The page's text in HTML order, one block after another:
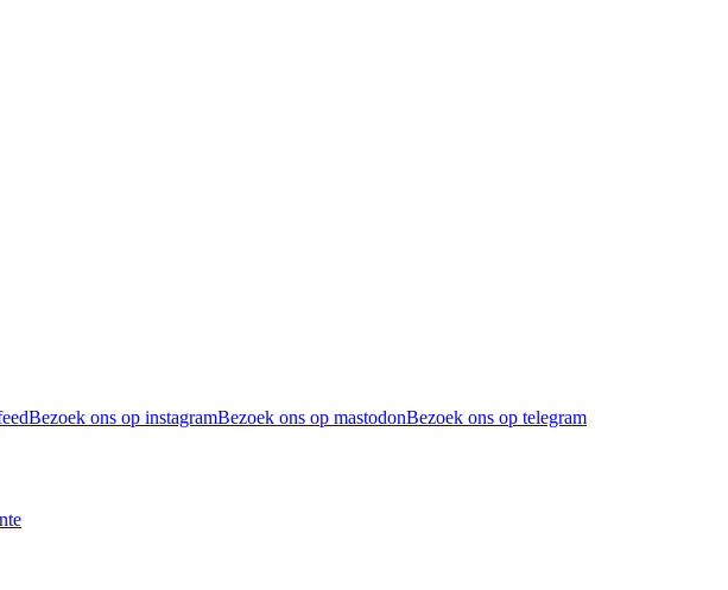
Bezoek ons op instagramBezoek ons op mastodonBezoek ons op telegram